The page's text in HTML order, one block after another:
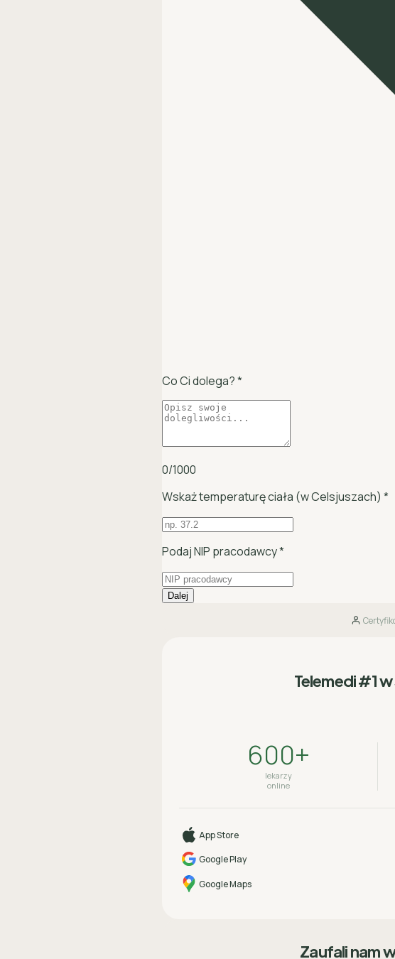
Telemedi #1
600+
lekarzy
online
App Store
Google Play
Google Maps
Zaufali nam